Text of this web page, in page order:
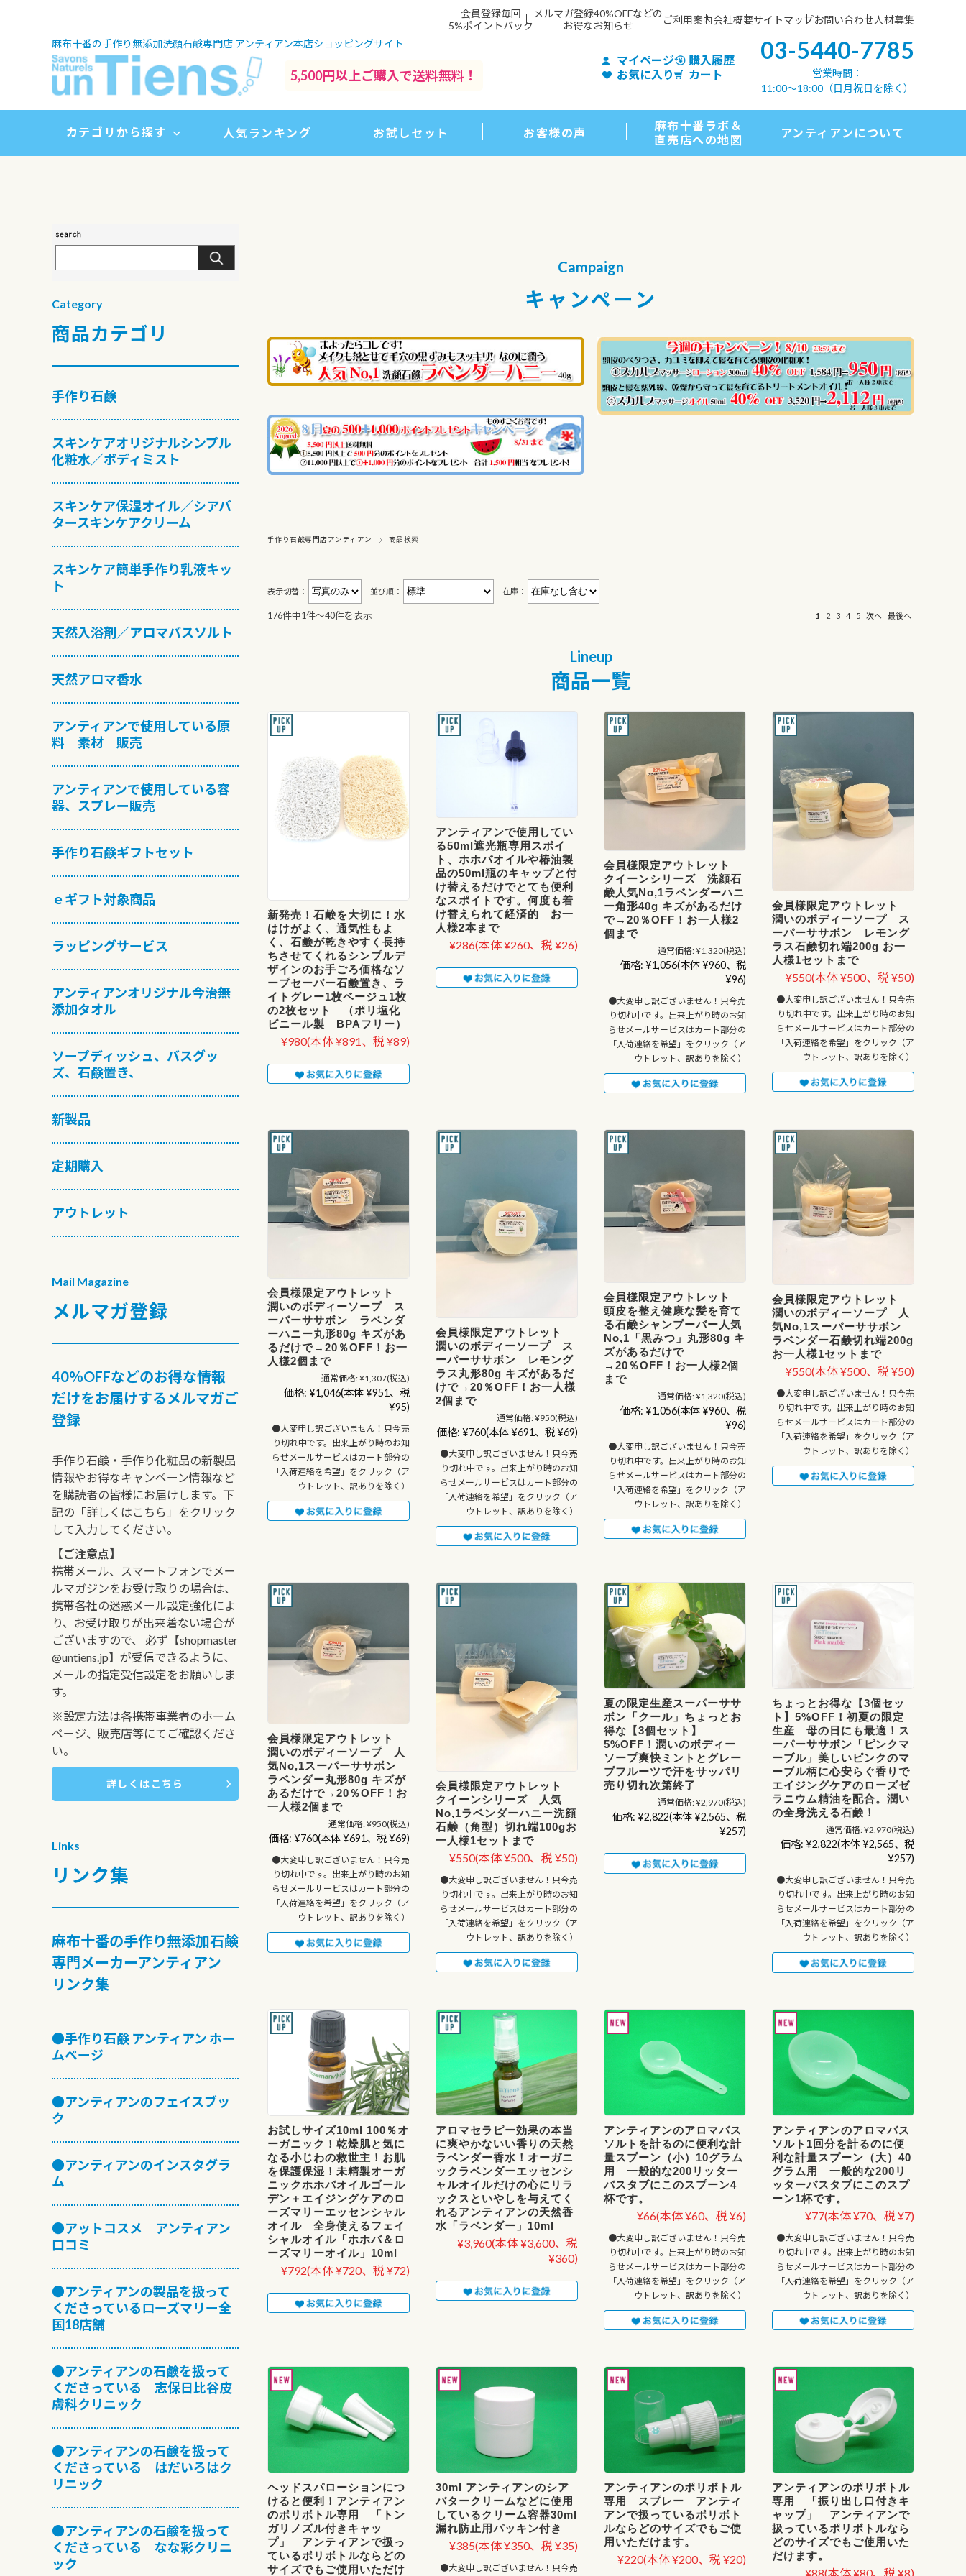
会員登録毎回
5%ポイントバック
メルマガ登録40%OFFなどの
お得なお知らせ
ご利用案内会社概要サイトマップお問い合わせ人材募集
麻布十番の手作り無添加洗顔石鹸専門店 アンティアン本店ショッピングサイト
5,500円以上ご購入で送料無料！
マイページ
購入履歴
お気に入り
カート
03-5440-7785
営業時間：
11:00〜18:00（日月祝日を除く）
カテゴリから探す 人気ランキング お試しセット お客様の声
麻布十番ラボ＆
直売店への地図
アンティアンについて
Campaign
キャンペーン
手作り石鹸専門店アンティアン 商品検索
表示切替： 並び順： 在庫：
176件中1件〜40件を表示 1 2 3 4 5 次へ 最後へ
商品一覧
新発売！石鹸を大切に！水
はけがよく、通気性もよ
く、石鹸が乾きやすく長持
ちさせてくれるシンプルデ
ザインのお手ごろ価格なソ
ープセーバー石鹸置き、ラ
イトグレー1枚ベージュ1枚
の2枚セット （ポリ塩化
ビニール製 BPAフリー）
¥980(本体 ¥891、税 ¥89)
アンティアンで使用してい
る50ml遮光瓶専用スポイ
ト、ホホバオイルや椿油製
品の50ml瓶のキャップと付
け替えるだけでとても便利
なスポイトです。何度も着
け替えられて経済的 お一
人様2本まで
¥286(本体 ¥260、税 ¥26)
会員様限定アウトレット
クイーンシリーズ 洗顔石
鹸人気No,1ラベンダーハニ
ー角形40g キズがあるだけ
で→20％OFF！お一人様2
個まで
通常価格:¥1,320(税込)
価格: ¥1,056(本体 ¥960、税
¥96)
●大変申し訳ございません！只今売
り切れ中です。出来上がり時のお知
らせメールサービスはカート部分の
「入荷連絡を希望」をクリック（ア
ウトレット、訳ありを除く）
会員様限定アウトレット
潤いのボディーソープ ス
ーパーササボン レモング
ラス石鹸切れ端200g お一
人様1セットまで
¥550(本体 ¥500、税 ¥50)
●大変申し訳ございません！只今売
り切れ中です。出来上がり時のお知
らせメールサービスはカート部分の
「入荷連絡を希望」をクリック（ア
ウトレット、訳ありを除く）
会員様限定アウトレット
潤いのボディーソープ ス
ーパーササボン ラベンダ
ーハニー丸形80g キズがあ
るだけで→20％OFF！お一
人様2個まで
通常価格:¥1,307(税込)
価格: ¥1,046(本体 ¥951、税
¥95)
●大変申し訳ございません！只今売
り切れ中です。出来上がり時のお知
らせメールサービスはカート部分の
「入荷連絡を希望」をクリック（ア
ウトレット、訳ありを除く）
会員様限定アウトレット
潤いのボディーソープ ス
ーパーササボン レモング
ラス丸形80g キズがあるだ
けで→20％OFF！お一人様
2個まで
通常価格:¥950(税込)
価格: ¥760(本体 ¥691、税 ¥69)
●大変申し訳ございません！只今売
り切れ中です。出来上がり時のお知
らせメールサービスはカート部分の
「入荷連絡を希望」をクリック（ア
ウトレット、訳ありを除く）
会員様限定アウトレット
頭皮を整え健康な髪を育て
る石鹸シャンプーバー人気
No,1「黒みつ」丸形80g キ
ズがあるだけで
→20％OFF！お一人様2個
まで
通常価格:¥1,320(税込)
価格: ¥1,056(本体 ¥960、税
¥96)
●大変申し訳ございません！只今売
り切れ中です。出来上がり時のお知
らせメールサービスはカート部分の
「入荷連絡を希望」をクリック（ア
ウトレット、訳ありを除く）
会員様限定アウトレット
潤いのボディーソープ 人
気No,1スーパーササボン
ラベンダー石鹸切れ端200g
お一人様1セットまで
¥550(本体 ¥500、税 ¥50)
●大変申し訳ございません！只今売
り切れ中です。出来上がり時のお知
らせメールサービスはカート部分の
「入荷連絡を希望」をクリック（ア
ウトレット、訳ありを除く）
会員様限定アウトレット
潤いのボディーソープ 人
気No,1スーパーササボン
ラベンダー丸形80g キズが
あるだけで→20％OFF！お
一人様2個まで
通常価格:¥950(税込)
価格: ¥760(本体 ¥691、税 ¥69)
●大変申し訳ございません！只今売
り切れ中です。出来上がり時のお知
らせメールサービスはカート部分の
「入荷連絡を希望」をクリック（ア
ウトレット、訳ありを除く）
会員様限定アウトレット
クイーンシリーズ 人気
No,1ラベンダーハニー洗顔
石鹸（角型）切れ端100gお
一人様1セットまで
¥550(本体 ¥500、税 ¥50)
●大変申し訳ございません！只今売
り切れ中です。出来上がり時のお知
らせメールサービスはカート部分の
「入荷連絡を希望」をクリック（ア
ウトレット、訳ありを除く）
夏の限定生産スーパーササ
ボン「クール」ちょっとお
得な【3個セット】
5%OFF！潤いのボディー
ソープ爽快ミントとグレー
プフルーツで汗をサッパリ
売り切れ次第終了
通常価格:¥2,970(税込)
価格: ¥2,822(本体 ¥2,565、税
¥257)
ちょっとお得な【3個セッ
ト】5%OFF！初夏の限定
生産 母の日にも最適！ス
ーパーササボン「ピンクマ
ーブル」美しいピンクのマ
ーブル柄に心安らぐ香りで
エイジングケアのローズゼ
ラニウム精油を配合。潤い
の全身洗える石鹸！
通常価格:¥2,970(税込)
価格: ¥2,822(本体 ¥2,565、税
¥257)
●大変申し訳ございません！只今売
り切れ中です。出来上がり時のお知
らせメールサービスはカート部分の
「入荷連絡を希望」をクリック（ア
ウトレット、訳ありを除く）
お試しサイズ10ml 100％オ
ーガニック！乾燥肌と気に
なる小じわの救世主！お肌
を保護保湿！未精製オーガ
ニックホホバオイルゴール
デン＋エイジングケアのロ
ーズマリーエッセンシャル
オイル 全身使えるフェイ
シャルオイル「ホホバ＆ロ
ーズマリーオイル」10ml
¥792(本体 ¥720、税 ¥72)
アロマセラピー効果の本当
に爽やかないい香りの天然
ラベンダー香水！オーガニ
ックラベンダーエッセンシ
ャルオイルだけの心にリラ
ックスといやしを与えてく
れるアンティアンの天然香
水「ラベンダー」10ml
¥3,960(本体 ¥3,600、税
¥360)
アンティアンのアロマバス
ソルトを計るのに便利な計
量スプーン（小）10グラム
用 一般的な200リッター
バスタブにこのスプーン4
杯です。
¥66(本体 ¥60、税 ¥6)
●大変申し訳ございません！只今売
り切れ中です。出来上がり時のお知
らせメールサービスはカート部分の
「入荷連絡を希望」をクリック（ア
ウトレット、訳ありを除く）
アンティアンのアロマバス
ソルト1回分を計るのに便
利な計量スプーン（大）40
グラム用 一般的な200リ
ッターバスタブにこのスプ
ーン1杯です。
¥77(本体 ¥70、税 ¥7)
●大変申し訳ございません！只今売
り切れ中です。出来上がり時のお知
らせメールサービスはカート部分の
「入荷連絡を希望」をクリック（ア
ウトレット、訳ありを除く）
ヘッドスパローションにつ
けると便利！アンティアン
のポリボトル専用 「トン
ガリノズル付きキャッ
プ」 アンティアンで扱っ
ているポリボトルならどの
サイズでもご使用いただけ
30ml アンティアンのシア
バタークリームなどに使用
しているクリーム容器30ml
漏れ防止用パッキン付き
¥385(本体 ¥350、税 ¥35)
●大変申し訳ございません！只今売
アンティアンのポリボトル
専用 スプレー アンティ
アンで扱っているポリボト
ルならどのサイズでもご使
用いただけます。
¥220(本体 ¥200、税 ¥20)
アンティアンのポリボトル
専用 「振り出し口付きキ
ャップ」 アンティアンで
扱っているポリボトルなら
どのサイズでもご使用いた
だけます。
¥88(本体 ¥80、税 ¥8)
Category
商品カテゴリ
手作り石鹸
スキンケアオリジナルシンプル
化粧水／ボディミスト
スキンケア保湿オイル／シアバ
タースキンケアクリーム
スキンケア簡単手作り乳液キッ
ト
天然入浴剤／アロマバスソルト
天然アロマ香水
アンティアンで使用している原
料 素材 販売
アンティアンで使用している容
器、スプレー販売
手作り石鹸ギフトセット
ｅギフト対象商品
ラッピングサービス
アンティアンオリジナル今治無
添加タオル
ソープディッシュ、バスグッ
ズ、石鹸置き、
新製品
定期購入
アウトレット
Mail Magazine
メルマガ登録
40％OFFなどのお得な情報
だけをお届けするメルマガご
登録
手作り石鹸・手作り化粧品の新製品
情報やお得なキャンペーン情報など
を購読者の皆様にお届けします。下
記の「詳しくはこちら」をクリック
して入力してください。
【ご注意点】
携帯メール、スマートフォンでメー
ルマガジンをお受け取りの場合は、
携帯各社の迷惑メール設定強化によ
り、お受け取りが出来着ない場合が
ございますので、 必ず【shopmaster
@untiens.jp】が受信できるように、
メールの指定受信設定をお願いしま
す。
※設定方法は各携帯事業者のホーム
ページ、販売店等にてご確認くださ
い。
詳しくはこちら
Links
リンク集
麻布十番の手作り無添加石鹸
専門メーカーアンティアン
リンク集
●手作り石鹸 アンティアン ホー
ムページ
●アンティアンのフェイスブッ
ク
●アンティアンのインスタグラ
ム
●アットコスメ アンティアン
口コミ
●アンティアンの製品を扱って
くださっているローズマリー全
国18店舗
●アンティアンの石鹸を扱って
くださっている 志保日比谷皮
膚科クリニック
●アンティアンの石鹸を扱って
くださっている はだいろはク
リニック
●アンティアンの石鹸を扱って
くださっている なな彩クリニ
ック